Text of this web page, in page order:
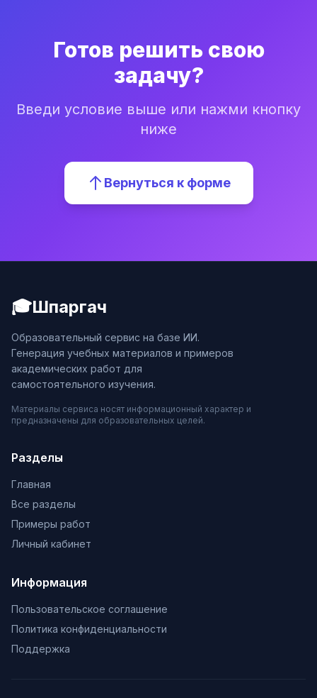
Готов решить свою
задачу?
Введи условие выше или нажми кнопку
ниже
Вернуться к форме
🎓Шпаргач
Образовательный сервис на базе ИИ.
Генерация учебных материалов и примеров
академических работ для
самостоятельного изучения.
Материалы сервиса носят информационный характер и
предназначены для образовательных целей.
Разделы
Главная
Все разделы
Примеры работ
Личный кабинет
Информация
Пользовательское соглашение
Политика конфиденциальности
Поддержка